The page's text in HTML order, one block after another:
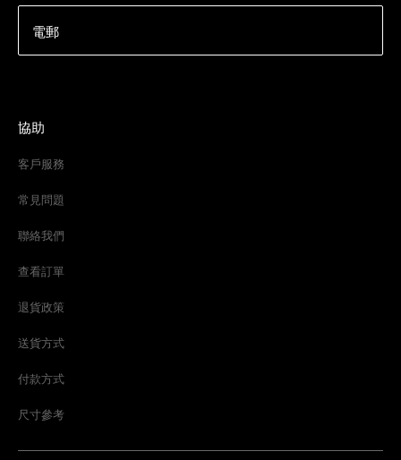
電郵
協助
客戶服務
常見問題
聯絡我們
查看訂單
退貨政策
送貨方式
付款方式
尺寸參考